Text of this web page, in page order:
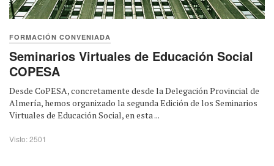
FORMACIÓN CONVENIADA
Seminarios Virtuales de Educación Social
COPESA
Desde CoPESA, concretamente desde la Delegación Provincial de
Almería, hemos organizado la segunda Edición de los Seminarios
Virtuales de Educación Social, en esta ...
Visto: 2501